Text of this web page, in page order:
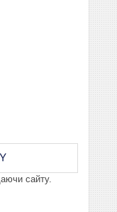
сайту.